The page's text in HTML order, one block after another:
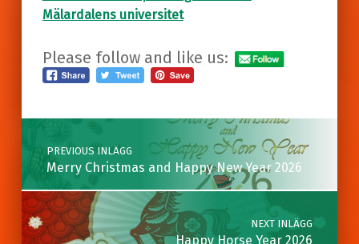
Mälardalens universitet
Please follow and like us:
Post navigation
PREVIOUS INLÄGG
Merry Christmas and Happy New Year 2026
NEXT INLÄGG
Happy Horse Year 2026